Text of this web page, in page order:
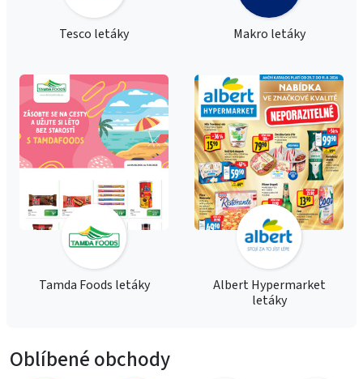
Tesco letáky Makro letáky
Tamda Foods letáky
Albert Hypermarket
letáky
Oblíbené obchody